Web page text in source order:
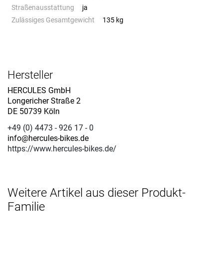
Straßenausstattung
ja
Zulässiges Gesamtgewicht
135 kg
Hersteller
HERCULES GmbH
Longericher Straße 2
DE 50739 Köln
+49 (0) 4473 - 926 17 - 0
info@hercules-bikes.de
https://www.hercules-bikes.de/
Weitere Artikel aus dieser Produkt-
Familie